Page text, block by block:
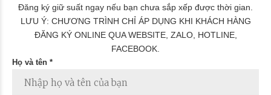
Đăng ký giữ suất ngay nếu bạn chưa sắp xếp được thời gian.
LƯU Ý: CHƯƠNG TRÌNH CHỈ ÁP DỤNG KHI KHÁCH HÀNG
ĐĂNG KÝ ONLINE QUA WEBSITE, ZALO, HOTLINE,
FACEBOOK.
Họ và tên *